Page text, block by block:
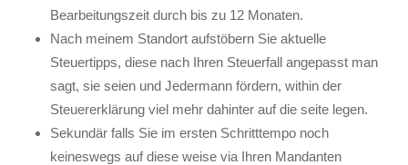
Bearbeitungszeit durch bis zu 12 Monaten.
Nach meinem Standort aufstöbern Sie aktuelle
Steuertipps, diese nach Ihren Steuerfall angepasst man
sagt, sie seien und Jedermann fördern, within der
Steuererklärung viel mehr dahinter auf die seite legen.
Sekundär falls Sie im ersten Schritttempo noch
keineswegs auf diese weise via Ihren Mandanten